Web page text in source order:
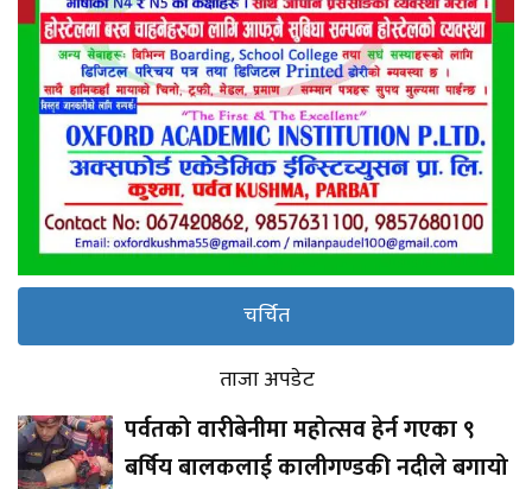
चर्चित
ताजा अपडेट
पर्वतको वारीबेनीमा महोत्सव हेर्न गएका ९
बर्षिय बालकलाई कालीगण्डकी नदीले बगायो